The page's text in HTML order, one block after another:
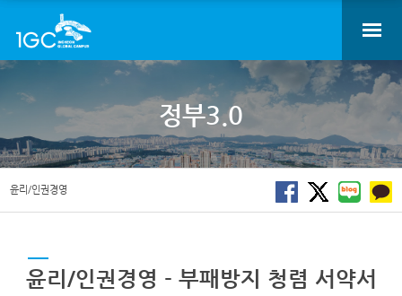
정부3.0
윤리/인권경영
윤리/인권경영 - 부패방지 청렴 서약서